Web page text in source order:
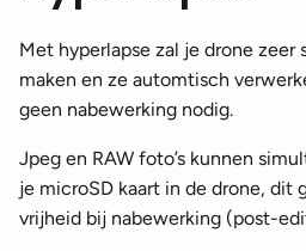
Met hyperlapse zal je drone zeer
maken en ze automtisch
geen nabewerking nodig.
Jpeg en RAW foto’s kunnen
je microSD kaart in de drone, dit
vrijheid bij nabewerking (post-